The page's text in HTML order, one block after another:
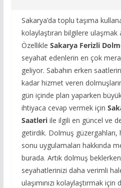
Sakarya’da toplu taşıma
kolaylaştıran bilgilere ulaşmak
Özellikle Sakarya Ferizli
seyahat edenlerin en çok
geliyor. Sabahın erken
kadar hizmet veren
gün içinde plan yaparken
ihtiyaca cevap vermek için
Saatleriile ilgili en güncel ve
getirdik. Dolmuş
sonu uygulamaları hakkında
burada. Artık dolmuş
seyahatlerinizi daha verimli
ulaşımınızı kolaylaştırmak